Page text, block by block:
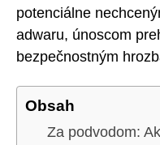
potenciálne
adwaru, únoscom
bezpečnostným
Obsah
Za podvodom: